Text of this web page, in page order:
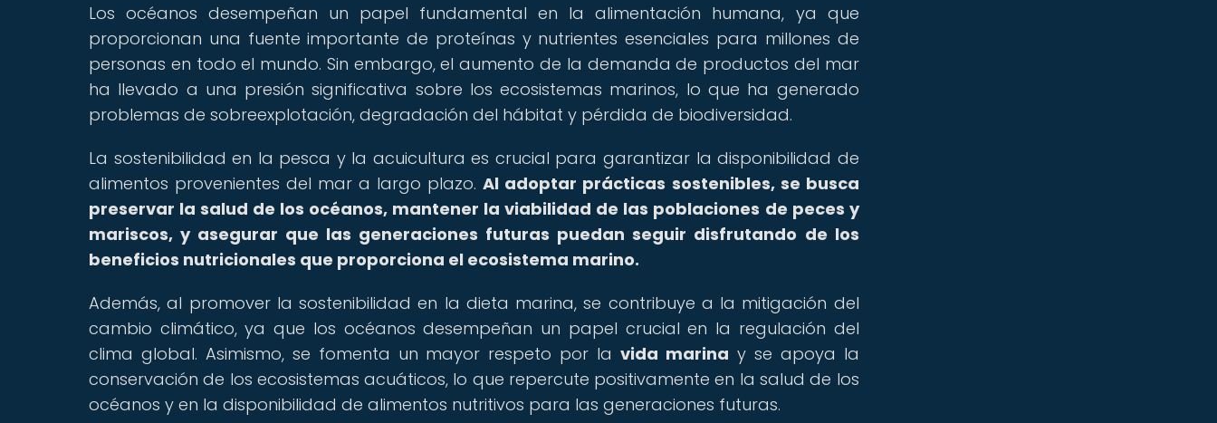
Los océanos desempeñan un papel fundamental en la alimentación humana, ya que
proporcionan una fuente importante de proteínas y nutrientes esenciales para millones de
personas en todo el mundo. Sin embargo, el aumento de la demanda de productos del mar
ha llevado a una presión significativa sobre los ecosistemas marinos, lo que ha generado
problemas de sobreexplotación, degradación del hábitat y pérdida de biodiversidad.
La sostenibilidad en la pesca y la acuicultura es crucial para garantizar la disponibilidad de
alimentos provenientes del mar a largo plazo.Al adoptar prácticas sostenibles, se busca
preservar la salud de los océanos, mantener la viabilidad de las poblaciones de peces y
mariscos, y asegurar que las generaciones futuras puedan seguir disfrutando de los
beneficios nutricionales que proporciona el ecosistema marino.
Además, al promover la sostenibilidad en la dieta marina, se contribuye a la mitigación del
cambio climático, ya que los océanos desempeñan un papel crucial en la regulación del
clima global. Asimismo, se fomenta un mayor respeto por lavida marina y se apoya la
conservación de los ecosistemas acuáticos, lo que repercute positivamente en la salud de los
océanos y en la disponibilidad de alimentos nutritivos para las generaciones futuras.